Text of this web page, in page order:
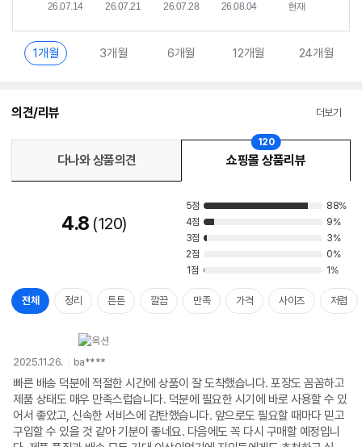
1개월 3개월 6개월 12개월 24개월
의견/리뷰 더보기
다나와 상품의견 쇼핑몰 상품리뷰
120
4.8 120
5점
88%
4점
9%
3점
3%
2점
0%
1점
1%
전체 정리 튼튼 깔끔 만족 가격 사이즈 저렴
2025.11.26. ba****
빠른 배송 덕분에 적절한 시간에 상품이 잘 도착했습니다. 포장도 꼼꼼하고
제품 상태도 매우 만족스럽습니다. 덕분에 필요한 시기에 바로 사용할 수 있
어서 좋았고, 신속한 서비스에 감탄했습니다. 앞으로도 필요할 때마다 믿고
구입할 수 있을 것 같아 기분이 좋네요. 다음에도 꼭 다시 구매할 예정입니